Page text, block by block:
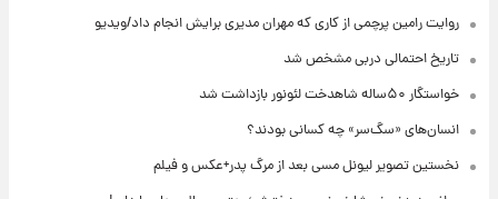
روایت رامین پرچمی از کاری که مهران مدیری برایش انجام داد/ویدیو
تاریخ احتمالی دربی مشخص شد
خواستگار ۵۰ساله شاهدخت لئونور بازداشت شد
انسان‌های «سگ‌سر» چه کسانی بودند؟
نخستین تصویر لیونل مسی بعد از مرگ پدر+عکس و فیلم